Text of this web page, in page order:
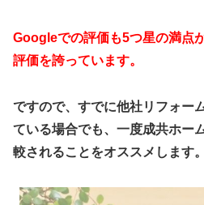
Googleでの評価も5つ星の満点
評価を誇っています。
ですので、すでに他社リフォー
ている場合でも、一度成共ホー
較されることをオススメします。